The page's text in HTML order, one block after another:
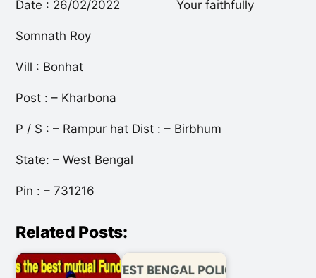
Date : 26/02/2022 Your faithfully
Somnath Roy
Vill : Bonhat
Post : – Kharbona
P / S : – Rampur hat Dist : – Birbhum
State: – West Bengal
Pin : – 731216
Related Posts: